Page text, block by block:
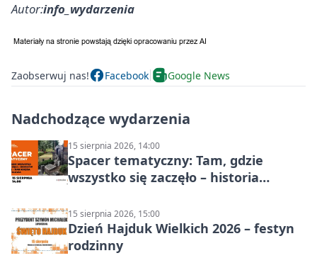
Autor:info_wydarzenia
Zaobserwuj nas! Facebook Google News
Nadchodzące wydarzenia
15 sierpnia 2026, 14:00
Spacer tematyczny: Tam, gdzie
wszystko się zaczęło – historia
15 sierpnia 2026, 15:00
Dzień Hajduk Wielkich 2026 – festyn
rodzinny